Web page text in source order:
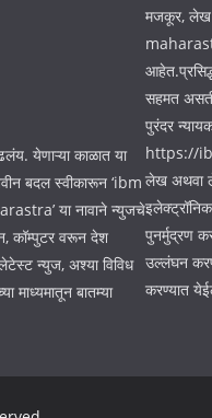
येणाऱ्या काळात या
बदल स्वीकारून ‘ibm
या नावाने न्युजचे
कॉम्पुटर वरून देश
न्युज, अश्या विविध
माध्यमातून बातम्या
मजकूर, लेख
सहमत
पुरंदर
https://
लेख अथवा
इलेक्ट्रॉनिक
पुनर्मुद्रण
उल्लंघन
करण्यात